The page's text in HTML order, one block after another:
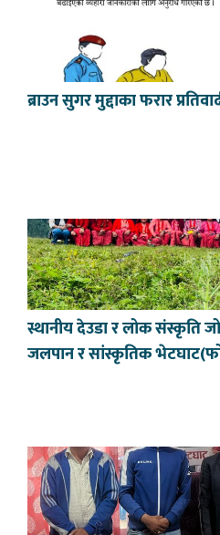
ब्राउन सुगर मुद्दाका फरार
स्थानीय देउडा र लोक संस्कृति
जलपान र सांस्कृतिक